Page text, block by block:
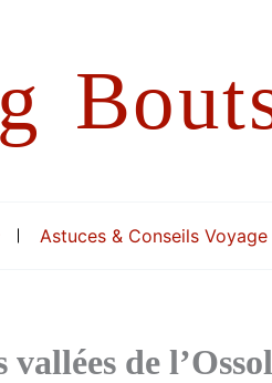
Astuces & Conseils Voyage
vallées de